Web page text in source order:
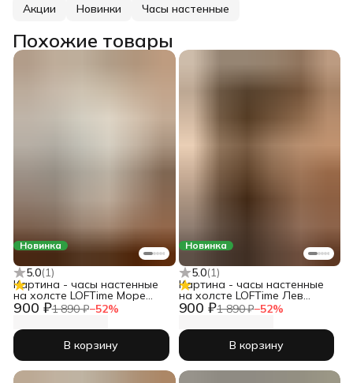
Акции Новинки Часы настенные
Похожие товары
Новинка
5.0(1)
900 ₽1 890 ₽−52%
Картина - часы настенные
на холсте LOFTime Море
закат масло Ч-725-3555
В корзину
Новинка
5.0(1)
900 ₽1 890 ₽−52%
Картина - часы настенные
на холсте LOFTime Лев
львица любовь Ч-679-3555
В корзину